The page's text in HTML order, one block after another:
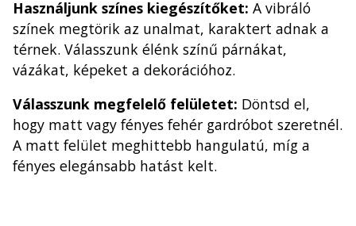
Használjunk színes kiegészítőket: A vibráló
színek megtörik az unalmat, karaktert adnak a
térnek. Válasszunk élénk színű párnákat,
vázákat, képeket a dekorációhoz.
Válasszunk megfelelő felületet: Döntsd el,
hogy matt vagy fényes fehér gardróbot szeretnél.
A matt felület meghittebb hangulatú, míg a
fényes elegánsabb hatást kelt.